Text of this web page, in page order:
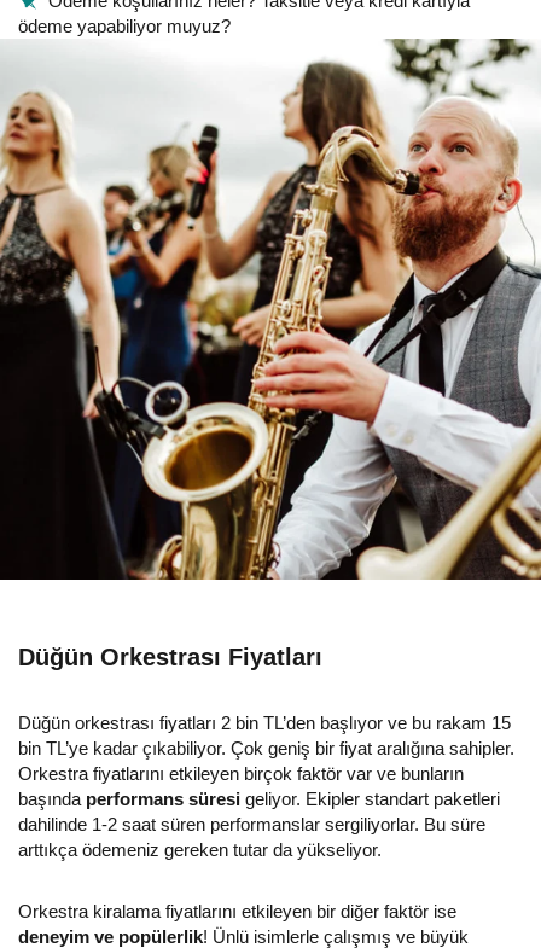
ödeme yapabiliyor muyuz?
Düğün Orkestrası Fiyatları
Düğün orkestrası fiyatları 2 bin TL’den başlıyor ve bu rakam 15
bin TL’ye kadar çıkabiliyor. Çok geniş bir fiyat aralığına sahipler.
Orkestra fiyatlarını etkileyen birçok faktör var ve bunların
başında performans süresi geliyor. Ekipler standart paketleri
dahilinde 1-2 saat süren performanslar sergiliyorlar. Bu süre
arttıkça ödemeniz gereken tutar da yükseliyor.
Orkestra kiralama fiyatlarını etkileyen bir diğer faktör ise
deneyim ve popülerlik! Ünlü isimlerle çalışmış ve büyük